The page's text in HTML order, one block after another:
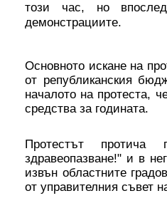
този час, но
демонстрациите.
Основното искане на
от републиканския
началото на протеста,
средства за годината.
Протестът протича
здравеопазване!" и в
извън областните
от управителния съвет